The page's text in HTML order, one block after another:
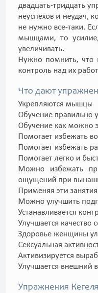
двадцать-тридцать
неуспехов и неудач,
не нужно все-таки.
мышцами, то
увеличивать.
Нужно помнить, что
контроль над их
Что дают
Укрепляются мышцы
Обучение правильно
Обучение как можно
Помогает избежать
Помогает избежать
Помогает легко и
Можно избежать
ощущений при
Применяя эти
Можно улучшить
Устанавливается
Улучшается качество
Здоровье женщины
Сексуальная
Активизируется
Улучшается внешний
Упражнения